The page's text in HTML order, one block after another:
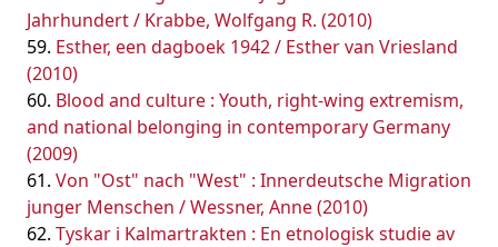
Jahrhundert / Krabbe, Wolfgang R. (2010)
Esther, een dagboek 1942 / Esther van Vriesland
(2010)
Blood and culture : Youth, right-wing extremism,
and national belonging in contemporary Germany
(2009)
Von "Ost" nach "West" : Innerdeutsche Migration
junger Menschen / Wessner, Anne (2010)
Tyskar i Kalmartrakten : En etnologisk studie av